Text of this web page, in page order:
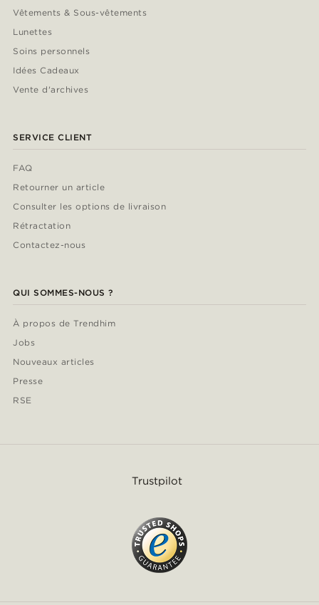
Vêtements & Sous-vêtements
Lunettes
Soins personnels
Idées Cadeaux
Vente d'archives
SERVICE CLIENT
FAQ
Retourner un article
Consulter les options de livraison
Rétractation
Contactez-nous
QUI SOMMES-NOUS ?
À propos de Trendhim
Jobs
Nouveaux articles
Presse
RSE
Trustpilot